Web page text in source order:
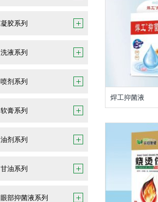
凝胶系列
洗液系列
喷剂系列
软膏系列
油剂系列
甘油系列
眼部抑菌液系列
焊工抑菌液